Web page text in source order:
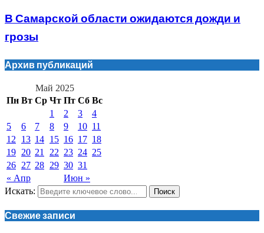
В Самарской области ожидаются дожди и
грозы
Архив публикаций
Май 2025
Пн Вт Ср Чт Пт Сб Вс
« Апр Июн »
1 2 3
4
5
6 7 8 9 10 11
12
13 14 15 16 17 18
19 20 21 22 23 24 25
26 27 28 29 30 31
Искать: Поиск
Свежие записи